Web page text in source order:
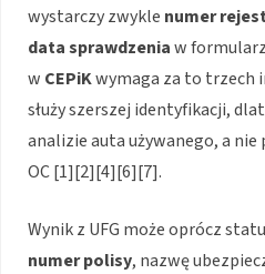
wystarczy zwykle numer
data sprawdzeniaw
w CEPiKwymaga za to trzech
służy szerszej identyfikacji,
analizie auta używanego, a
OC [1][2][4][6][7].
Wynik z UFG może oprócz
numer polisy, nazwę